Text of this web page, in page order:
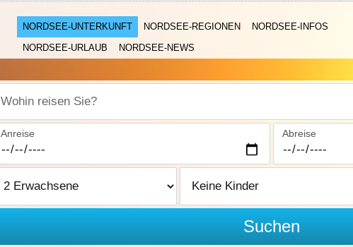
NORDSEE-UNTERKUNFT NORDSEE-REGIONEN
NORDSEE-INFOS
NORDSEE-URLAUB
NORDSEE-NEWS
Wohin reisen Sie?
Anreise Abreise
Suchen